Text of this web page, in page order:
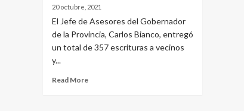
20 octubre, 2021
El Jefe de Asesores del Gobernador
de la Provincia, Carlos Bianco, entregó
un total de 357 escrituras a vecinos
y...
Read More